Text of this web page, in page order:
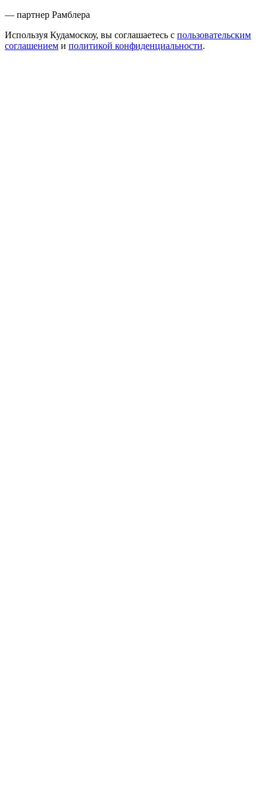
— партнер Рамблера
Используя Кудамоскоу, вы соглашаетесь с пользовательским
соглашением и политикой конфиденциальности.